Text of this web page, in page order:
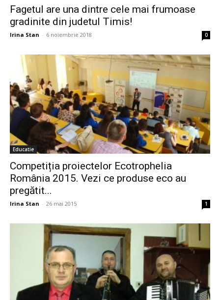
Fagetul are una dintre cele mai frumoase
gradinite din judetul Timis!
Irina Stan - 6 noiembrie 2018 0
Educatie
Competiția proiectelor Ecotrophelia
România 2015. Vezi ce produse eco au
pregătit...
Irina Stan - 26 mai 2015 1